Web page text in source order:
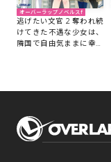
オーバーラップノベルスf
逃げたい文官 2 奪われ続
けてきた不遇な少女は、
隣国で自由気ままに幸せ